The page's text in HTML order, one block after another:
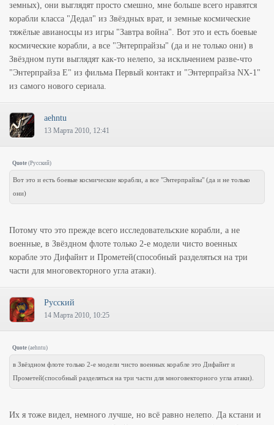
земных), они выглядят просто смешно, мне больше всего нравятся
корабли класса "Дедал" из Звёздных врат, и земные космические
тяжёлые авианосцы из игры "Завтра война". Вот это и есть боевые
космические корабли, а все "Энтерпрайзы" (да и не только они) в
Звёздном пути выглядят как-то нелепо, за искльчением разве-что
"Энтерпрайза E" из фильма Первый контакт и "Энтерпрайза NX-1"
из самого нового сериала.
aehntu
13 Марта 2010, 12:41
Quote (Русский)
Вот это и есть боевые космические корабли, а все "Энтерпрайзы" (да и не только
они)
Потому что это прежде всего исследовательские корабли, а не
военные, в Звёздном флоте только 2-е модели чисто военных
корабле это Дифайнт и Прометей(способный разделяться на три
части для многовекторного угла атаки).
Русский
14 Марта 2010, 10:25
Quote (aehntu)
в Звёздном флоте только 2-е модели чисто военных корабле это Дифайнт и
Прометей(способный разделяться на три части для многовекторного угла атаки).
Их я тоже видел, немного лучше, но всё равно нелепо. Да кстани и